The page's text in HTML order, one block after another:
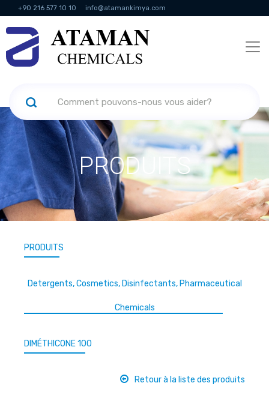
+90 216 577 10 10 info@atamankimya.com
KVKK Politikası Services de la société de l'information
humaines
PRODUITS
PRODUITS
Detergents, Cosmetics, Disinfectants, Pharmaceutical
Chemicals
DIMÉTHICONE 100
Retour à la liste des produits